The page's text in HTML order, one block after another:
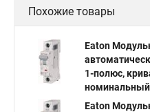
Похожие товары
Eaton
1-полюс,
номинальный
Eaton